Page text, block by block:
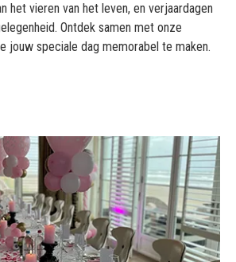
het vieren van het leven, en verjaardagen
Ontdek samen met onze
jouw speciale dag memorabel te maken.